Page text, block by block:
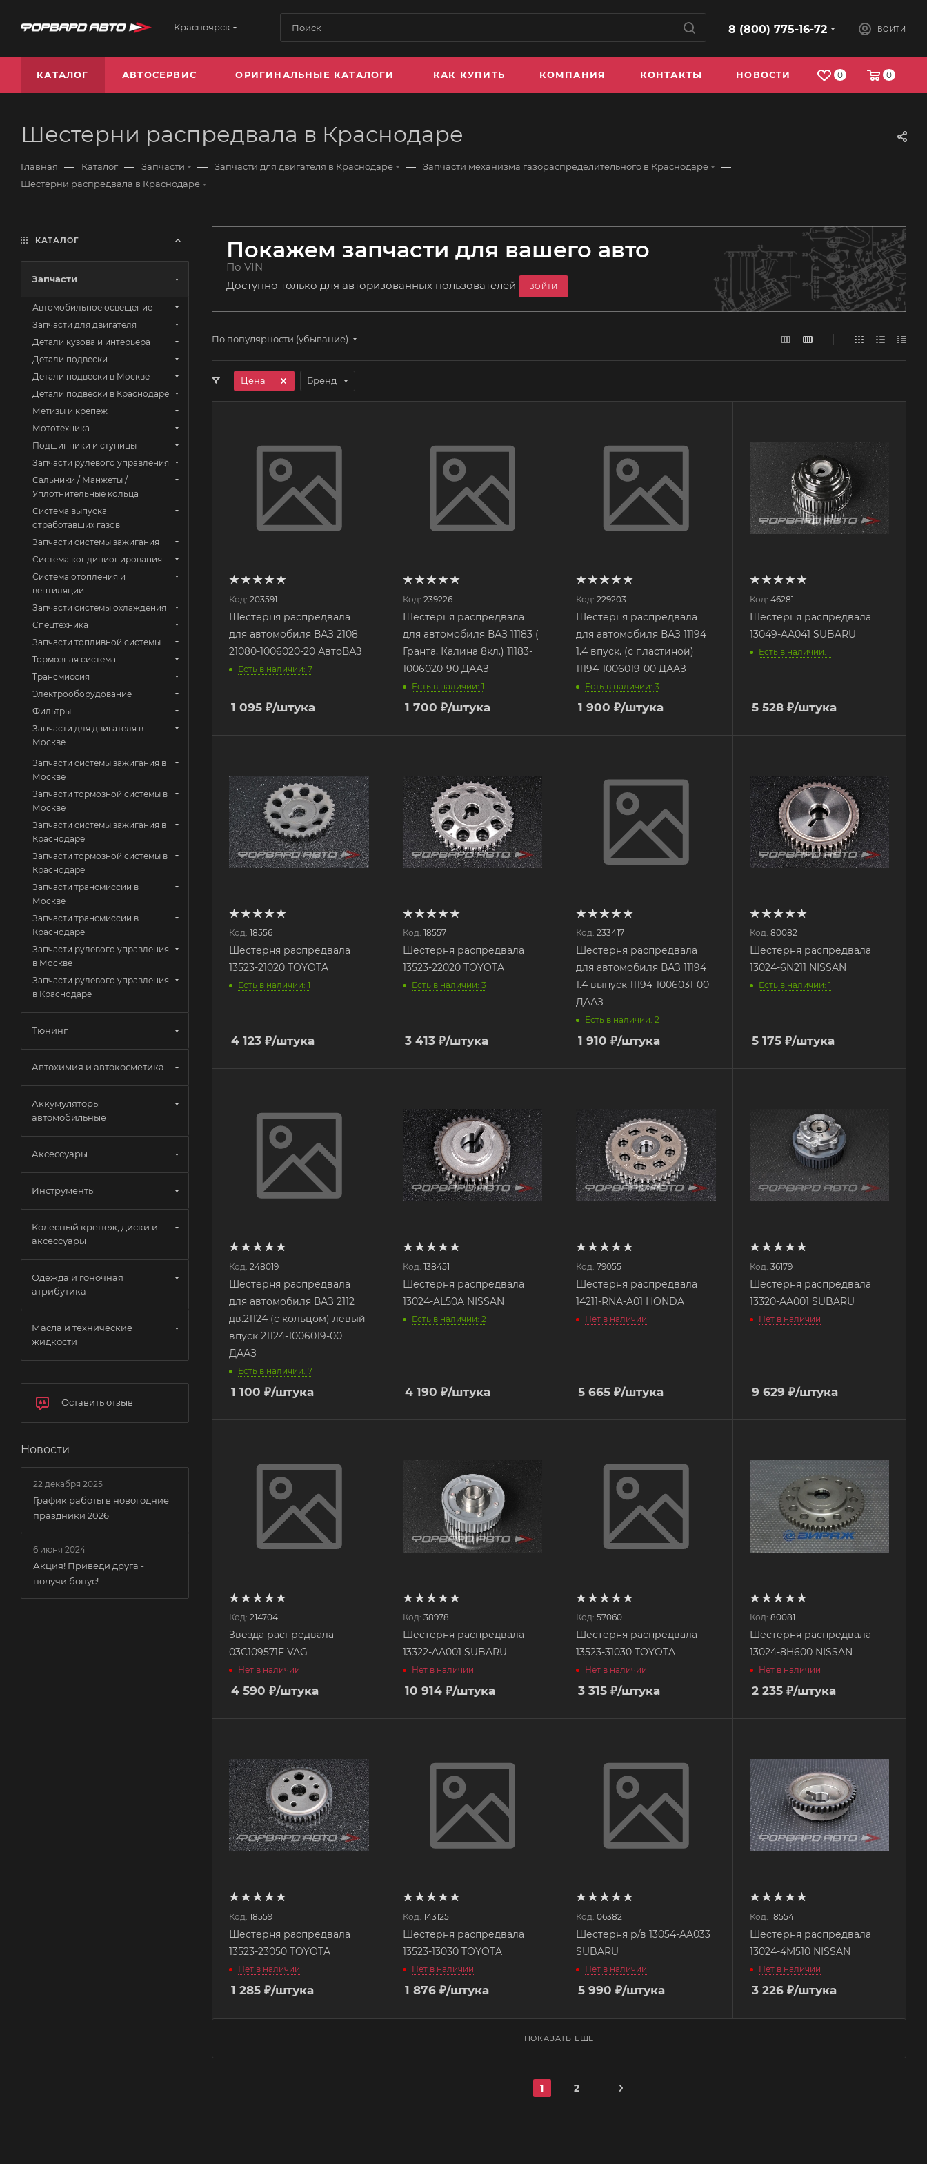
Красноярск 8 (800) 775-16-72 ВОЙТИ
0 0
КАТАЛОГ АВТОСЕРВИС ОРИГИНАЛЬНЫЕ КАТАЛОГИ КАК КУПИТЬ КОМПАНИЯ КОНТАКТЫ НОВОСТИ
Шестерни распредвала в Краснодаре
Главная — Каталог — Запчасти — Запчасти для двигателя в Краснодаре — Запчасти механизма газораспределительного в Краснодаре —
Шестерни распредвала в Краснодаре
Покажем запчасти для вашего авто
По VIN
Доступно только для авторизованных пользователей
ВОЙТИ
По популярности (убывание)
Цена Бренд
Код: 203591
Шестерня распредвала
для автомобиля ВАЗ 2108
21080-1006020-20 АвтоВАЗ
Есть в наличии: 7
1 095 ₽/штука
Код: 239226
Шестерня распредвала
для автомобиля ВАЗ 11183 (
Гранта, Калина 8кл.) 11183-
1006020-90 ДААЗ
Есть в наличии: 1
1 700 ₽/штука
Код: 229203
Шестерня распредвала
для автомобиля ВАЗ 11194
1.4 впуск. (с пластиной)
11194-1006019-00 ДААЗ
Есть в наличии: 3
1 900 ₽/штука
Код: 46281
Шестерня распредвала
13049-AA041 SUBARU
Есть в наличии: 1
5 528₽/штука
Код: 18556
Шестерня распредвала
13523-21020 TOYOTA
Есть в наличии: 1
4 123 ₽/штука
Код: 18557
Шестерня распредвала
13523-22020 TOYOTA
Есть в наличии: 3
3 413₽/штука
Код: 233417
Шестерня распредвала
для автомобиля ВАЗ 11194
1.4 выпуск 11194-1006031-00
ДААЗ
Есть в наличии: 2
1 910 ₽/штука
Код: 80082
Шестерня распредвала
13024-6N211 NISSAN
Есть в наличии: 1
5 175₽/штука
Код: 248019
Шестерня распредвала
для автомобиля ВАЗ 2112
дв.21124 (с кольцом) левый
впуск 21124-1006019-00
ДААЗ
Есть в наличии: 7
1 100 ₽/штука
Код: 138451
Шестерня распредвала
13024-AL50A NISSAN
Есть в наличии: 2
4 190 ₽/штука
Код: 79055
Шестерня распредвала
14211-RNA-A01 HONDA
Нет в наличии
5 665 ₽/штука
Код: 36179
Шестерня распредвала
13320-AA001 SUBARU
Нет в наличии
9 629 ₽/штука
Код: 214704
Звезда распредвала
03C109571F VAG
Нет в наличии
4 590 ₽/штука
Код: 38978
Шестерня распредвала
13322-AA001 SUBARU
Нет в наличии
10 914₽/штука
Код: 57060
Шестерня распредвала
13523-31030 TOYOTA
Нет в наличии
3 315 ₽/штука
Код: 80081
Шестерня распредвала
13024-8H600 NISSAN
Нет в наличии
2 235₽/штука
Код: 18559
Шестерня распредвала
13523-23050 TOYOTA
Нет в наличии
1 285 ₽/штука
Код: 143125
Шестерня распредвала
13523-13030 TOYOTA
Нет в наличии
1 876₽/штука
Код: 06382
Шестерня р/в 13054-AA033
SUBARU
Нет в наличии
5 990 ₽/штука
Код: 18554
Шестерня распредвала
13024-4M510 NISSAN
Нет в наличии
3 226₽/штука
ПОКАЗАТЬ ЕЩЕ
1 2
КАТАЛОГ
Запчасти
Автомобильное освещение
Запчасти для двигателя
Детали кузова и интерьера
Детали подвески
Детали подвески в Москве
Детали подвески в Краснодаре
Метизы и крепеж
Мототехника
Подшипники и ступицы
Запчасти рулевого управления
Сальники / Манжеты /
Уплотнительные кольца
Система выпуска
отработавших газов
Запчасти системы зажигания
Система кондиционирования
Система отопления и
вентиляции
Запчасти системы охлаждения
Спецтехника
Запчасти топливной системы
Тормозная система
Трансмиссия
Электрооборудование
Фильтры
Запчасти для двигателя в
Москве
Запчасти системы зажигания в
Москве
Запчасти тормозной системы в
Москве
Запчасти системы зажигания в
Краснодаре
Запчасти тормозной системы в
Краснодаре
Запчасти трансмиссии в
Москве
Запчасти трансмиссии в
Краснодаре
Запчасти рулевого управления
в Москве
Запчасти рулевого управления
в Краснодаре
Тюнинг
Автохимия и автокосметика
Аккумуляторы
автомобильные
Аксессуары
Инструменты
Колесный крепеж, диски и
аксессуары
Одежда и гоночная
атрибутика
Масла и технические
жидкости
Оставить отзыв
Новости
22 декабря 2025
График работы в новогодние
праздники 2026
6 июня 2024
Акция! Приведи друга -
получи бонус!